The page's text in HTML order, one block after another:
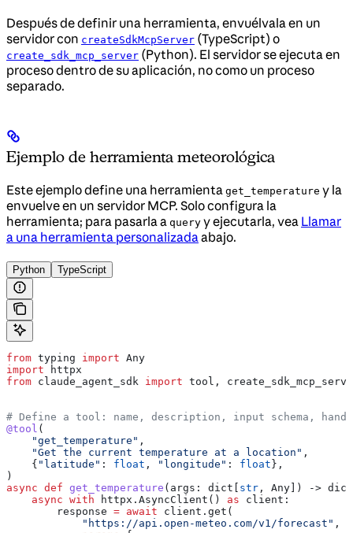
Después de definir una herramienta, envuélvala en un
servidor con createSdkMcpServer (TypeScript) o
create_sdk_mcp_server (Python). El servidor se ejecuta en
proceso dentro de su aplicación, no como un proceso
separado.
Ejemplo de herramienta meteorológica
Este ejemplo define una herramienta get_temperature y la
envuelve en un servidor MCP. Solo configura la
herramienta; para pasarla a query y ejecutarla, vea Llamar
a una herramienta personalizada abajo.
Python TypeScript
from typing import Any
import httpx
from claude_agent_sdk import tool,
# Define a tool: name, description, input schema,
@tool (
    "get_temperature"
,
    "Get the current temperature at a location"
,
    {
"latitude" : float , "longitude" : float },
)
async def get_temperature ( args : dict[ str , Any]) ->
    async
with httpx.AsyncClient() as client:
        response
= await client.get(
            "https://api.open-meteo.com/v1/forecast"
,